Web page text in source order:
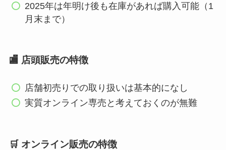
2025年は年明け後も在庫があれば購入可能（1
月末まで）
🏬 店頭販売の特徴
店舗初売りでの取り扱いは基本的になし
実質オンライン専売と考えておくのが無難
🛒 オンライン販売の特徴